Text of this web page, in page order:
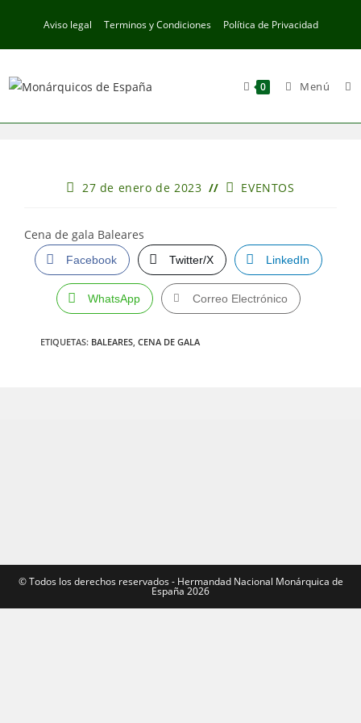
contenido
Aviso legal Terminos y Condiciones Política de Privacidad
0 Menú
Publicación
entrada:
27 de enero de 2023
Categoría
EVENTOS
Cena de gala Baleares
Facebook Twitter/X LinkedIn
WhatsApp Correo Electrónico
ETIQUETAS: BALEARES, CENA DE GALA
©️ Todos los derechos reservados - Hermandad Nacional Monárquica de
España 2026